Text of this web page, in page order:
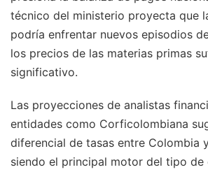
técnico del ministerio proyecta que
podría enfrentar nuevos episodios
los precios de las materias primas
significativo.
Las proyecciones de analistas
entidades como Corficolombiana
diferencial de tasas entre Colombia
siendo el principal motor del tipo de